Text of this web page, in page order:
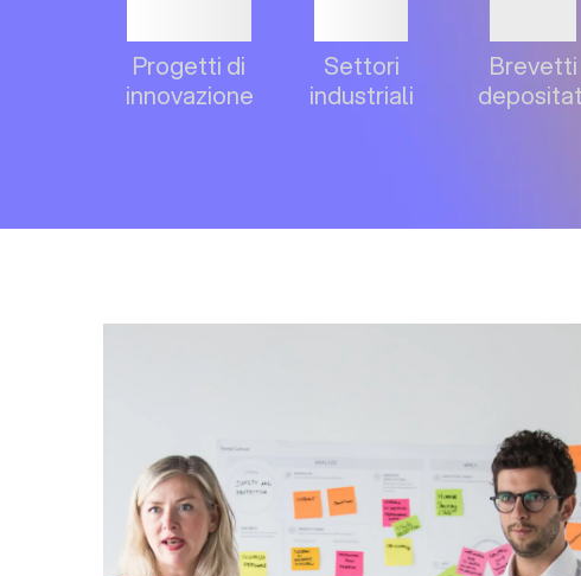
Progetti di
innovazione
Settori
industriali
Brevetti